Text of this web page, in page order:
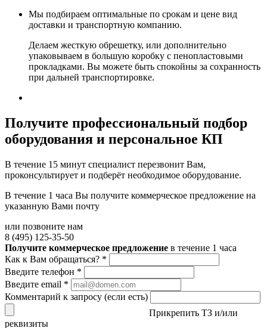
Мы подбираем оптимальные по срокам и цене вид
доставки и транспортную компанию.
Делаем жесткую обрешетку, или дополнительно
упаковываем в большую коробку с пенопластовыми
прокладками. Вы можете быть спокойны за сохранность
при дальней транспортировке.
Получите профессиональный подбор
оборудования и персональное КП
В течение 15 минут специалист перезвонит Вам,
проконсультирует и подберёт необходимое оборудование.
В течение 1 часа Вы получите коммерческое предложение на
указанную Вами почту
или позвоните нам
8 (495) 125-35-50
Получите коммерческое предложение в течение 1 часа
Как к Вам обращаться? *
Введите телефон *
Введите email *
Комментарий к запросу (если есть)
Прикрепить ТЗ и/или
реквизиты